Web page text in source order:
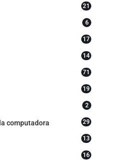
21
6
17
14
71
19
2
computadora 29
13
16